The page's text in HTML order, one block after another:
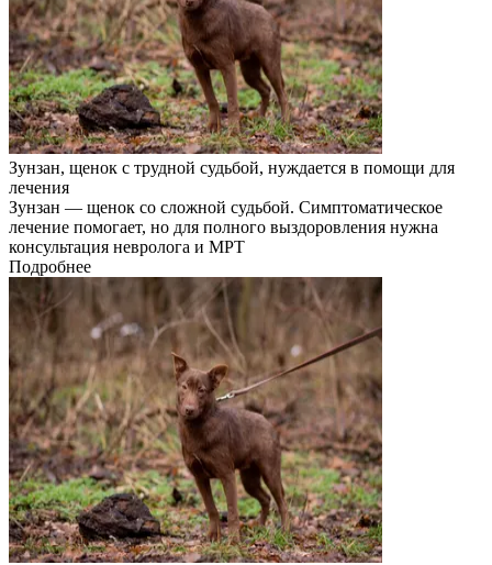
Зунзан, щенок с трудной судьбой, нуждается в помощи для
лечения
Зунзан — щенок со сложной судьбой. Симптоматическое
лечение помогает, но для полного выздоровления нужна
консультация невролога и МРТ
Подробнее